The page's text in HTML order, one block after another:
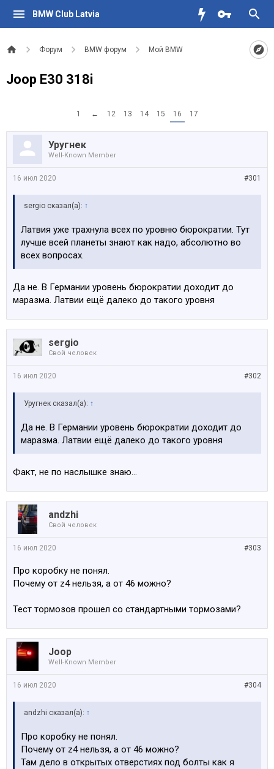
BMW Club Latvia
Форум BMW форум Мой BMW
Joop E30 318i
1 ← 12 13 14 15 16 17
Уругнек
Well-Known Member
#301
16 июл 2020
sergio сказал(а): ↑
Латвия уже трахнула всех по уровню бюрократии. Тут
лучше всей планеты знают как надо, абсолютно во
всех вопросах.
Да не. В Германии уровень бюрократии доходит до
маразма. Латвии ещё далеко до такого уровня
sergio
Свой человек
#302
16 июл 2020
Уругнек сказал(а): ↑
Да не. В Германии уровень бюрократии доходит до
маразма. Латвии ещё далеко до такого уровня
Факт, не по наслышке знаю...
аndzhi
Свой человек
#303
16 июл 2020
Про коробку не понял.
Почему от z4 нельзя, а от 46 можно?
Тест тормозов прошел со стандартными тормозами?
Joop
Well-Known Member
#304
16 июл 2020
аndzhi сказал(а): ↑
Про коробку не понял.
Почему от z4 нельзя, а от 46 можно?
Там дело в открытых отверстиях под болты как я